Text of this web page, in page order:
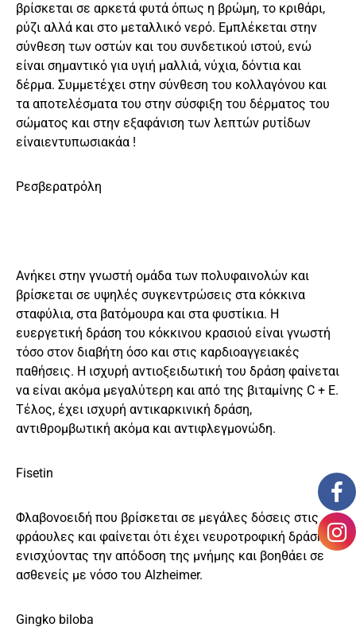
βρίσκεται σε αρκετά φυτά όπως η βρώμη, το κριθάρι,
ρύζι αλλά και στο μεταλλικό νερό. Εμπλέκεται στην
σύνθεση των οστών και του συνδετικού ιστού, ενώ
είναι σημαντικό για υγιή μαλλιά, νύχια, δόντια και
δέρμα. Συμμετέχει στην σύνθεση του κολλαγόνου και
τα αποτελέσματα του στην σύσφιξη του δέρματος του
σώματος και στην εξαφάνιση των λεπτών ρυτίδων
είναιεντυπωσιακάα !
Ρεσβερατρόλη
Ανήκει στην γνωστή ομάδα των πολυφαινολών και
βρίσκεται σε υψηλές συγκεντρώσεις στα κόκκινα
σταφύλια, στα βατόμουρα και στα φυστίκια. Η
ευεργετική δράση του κόκκινου κρασιού είναι γνωστή
τόσο στον διαβήτη όσο και στις καρδιοαγγειακές
παθήσεις. Η ισχυρή αντιοξειδωτική του δράση φαίνεται
να είναι ακόμα μεγαλύτερη και από της βιταμίνης C + E.
Τέλος, έχει ισχυρή αντικαρκινική δράση,
αντιθρομβωτική ακόμα και αντιφλεγμονώδη.
Fisetin
Φλαβονοειδή που βρίσκεται σε μεγάλες δόσεις στις
φράουλες και φαίνεται ότι έχει νευροτροφική δράση
ενισχύοντας την απόδοση της μνήμης και βοηθάει σε
ασθενείς με νόσο του Alzheimer.
Gingko biloba